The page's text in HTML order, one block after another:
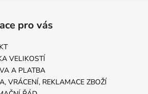
pro vás
VELIKOSTÍ
A PLATBA
VRÁCENÍ, REKLAMACE ZBOŽÍ